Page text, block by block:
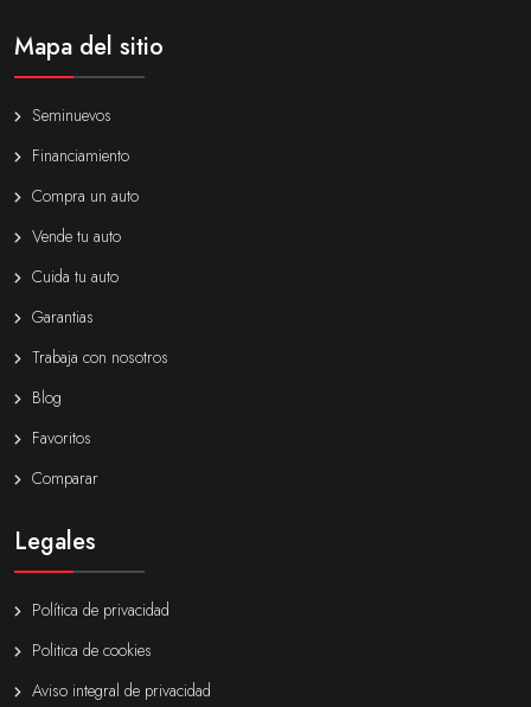
Mapa del sitio
Seminuevos
Financiamiento
Compra un auto
Vende tu auto
Cuida tu auto
Garantias
Trabaja con nosotros
Blog
Favoritos
Comparar
Legales
Política de privacidad
Politica de cookies
Aviso integral de privacidad